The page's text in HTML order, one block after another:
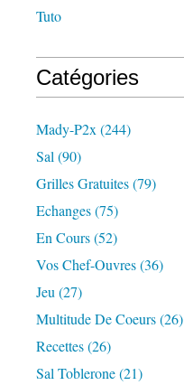
Tuto
Catégories
Mady-P2x (244)
Sal (90)
Grilles Gratuites(79)
Echanges(75)
En Cours(52)
Vos Chef-Ouvres(36)
Jeu (27)
Multitude De Coeurs(26)
Recettes(26)
Sal Toblerone(21)